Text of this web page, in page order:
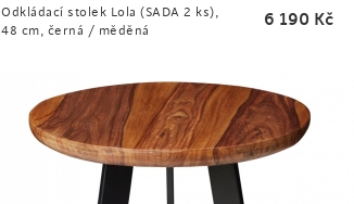
Odkládací stolek Lola (SADA 2 ks),
48 cm, černá / měděná
6 190 Kč